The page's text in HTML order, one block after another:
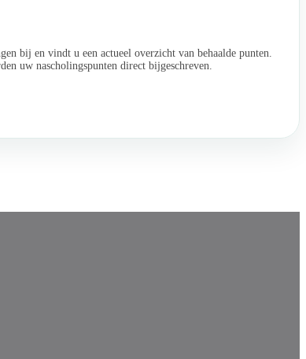
bij en vindt u een actueel overzicht van behaalde punten.
uw nascholingspunten direct bijgeschreven.